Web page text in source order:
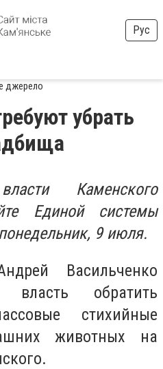
Рус
джерело
убрать
Каменского
Единой системы
9 июля.
Васильченко
власть обратить
стихийные
животных на